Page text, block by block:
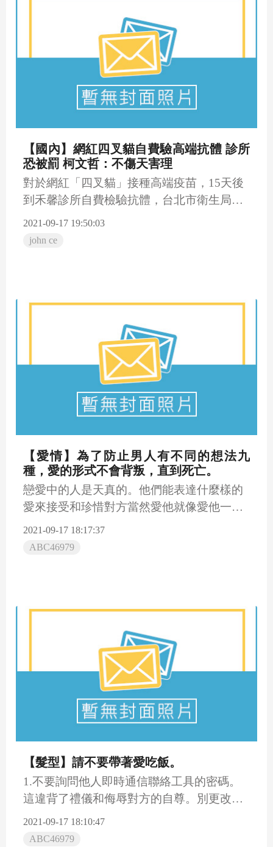
【國內】網紅四叉貓自費驗高端抗體 診所
恐被罰 柯文哲：不傷天害理
對於網紅「四叉貓」接種高端疫苗，15天後
到禾馨診所自費檢驗抗體，台北市衛生局則
指出，若有違法，將依《...
2021-09-17 19:50:03
john ce
【愛情】為了防止男人有不同的想法九
種，愛的形式不會背叛，直到死亡。
戀愛中的人是天真的。他們能表達什麼樣的
愛來接受和珍惜對方當然愛他就像愛他一樣
這點男人也不例外。女人用...
2021-09-17 18:17:37
ABC46979
【髮型】請不要帶著愛吃飯。
1.不要詢問他人即時通信聯絡工具的密碼。
這違背了禮儀和侮辱對方的自尊。別更改匿
名或背心以測試戀人。如...
2021-09-17 18:10:47
ABC46979